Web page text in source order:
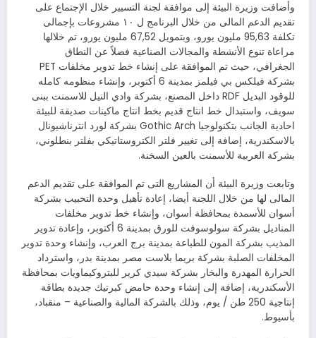
وأضافت وزيرة البيئة إلى موافقة لجنة التسيير خلال الإجتماع على
تقديم الدعم المالى من خلال البرنامج ل ١٠ مشروعات بإجمالى
تكلفة 95,63 مليون يورو، وبتمويل 67,52 مليون يورو، تم خلالها
مراعاة تنوع الأنشطة والمجالات الصناعية فضلاً عن النطاق
الجغرافي، حيث تم الموافقة على إنشاء خط تدوير مخلفات PET
بشركة فيلكس بي فيلمز بمدينة 6 أكتوبر، وإنشاء منظومه كامله
للوقود البديل RDF داخل المصنع، بشركة وادي النيل للاسمنت ببنى
سويف، واستبدال خط انتاج قديم بخط انتاج ماكينات صديقة للبيئة
احادية الجانب بتكنولوجيا Gothic Arch بشركة لورد انترناشيونال
بالاسكندرية، إضافة إلى تغيير فلتر الكتروستاتيكي بفلتر بنطلوني،
بشركة العربية للأسمنت بالعين السخنة.
وتابعت وزيرة البيئة أن المشاريع التى تم الموافقة على تقديم الدعم
المالى لها من خلال اللجنة أيضا، إعادة تأهيل وحدة التحبيب بشركة
أسوان للأسمدة بمحافظة أسوان، وإنشاء خط تدوير مخلفات
المناديل بشركة سولوسوفت للورق بمدينة 6 أكتوبر، وإعادة تدوير
المذيب بشركة المون للطباعة بمدينة برج العرب، وإنشاء وحدة تدوير
المخلفات الصلبة بشركة بريما بلاست مصر بمدينة بدر، واسترداد
الحرارة المهدرة والبخار بشركة سيدي كرير للبتروكيماويات بمحافظة
الأسكندرية، إضافة إلى إنشاء وحدة حامض كبرتيك جديدة بطاقة
إنتاجية 250 طن / يوم، وذلك بالشركة المالية والصناعية – منقباد،
بأسيوط.